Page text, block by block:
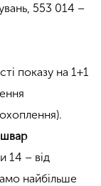
553 014 –
показу на 1+1
14 – від
найбільше